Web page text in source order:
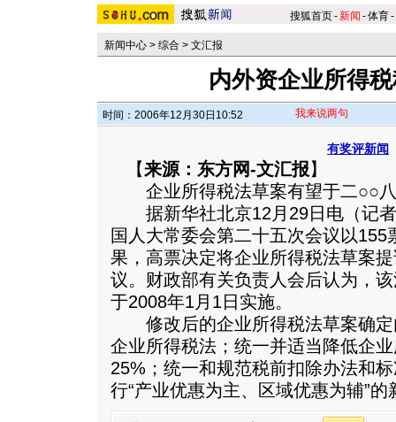
搜狐首页-新闻 -体育-
新闻中心 > 综合 > 文汇报
内外资企业所得
时间：2006年12月30日10:52 我来说两句
有奖评新闻
【来源：东方网-文汇报】
企业所得税法草案有望于二○○
据新华社北京12月29日电（记者
国人大常委会第二十五次会议以
果，高票决定将企业所得税法草案
议。 财政部有关负责人会后认为，
于2008年1月1日实施。
修改后的企业所得税法草案确定
企业所得税法；统一并适当降低企
25%；统一和规范税前扣除办法和
行“产业优惠为主、区域优惠为辅”